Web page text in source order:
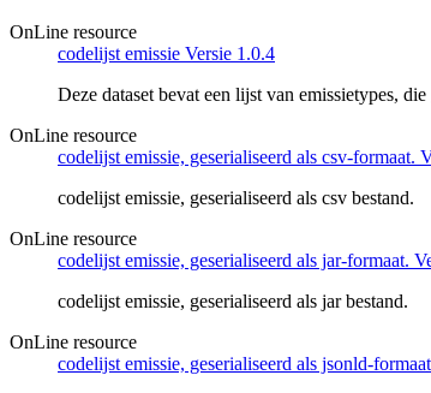
OnLine resource
codelijst emissie Versie 1.0.4
Deze dataset bevat een lijst van emissietypes,
OnLine resource
codelijst emissie, geserialiseerd als csv-formaat.
codelijst emissie, geserialiseerd als csv bestand.
OnLine resource
codelijst emissie, geserialiseerd als jar-formaat.
codelijst emissie, geserialiseerd als jar bestand.
OnLine resource
codelijst emissie, geserialiseerd als jsonld-